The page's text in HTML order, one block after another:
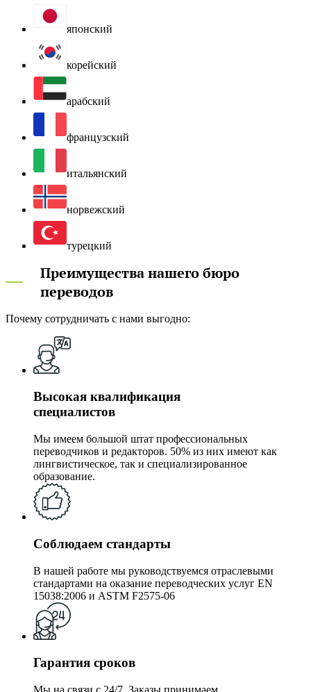
японский
корейский
арабский
французский
итальянский
норвежский
турецкий
Преимущества нашего бюро
переводов
Почему сотрудничать с нами выгодно:
Высокая квалификация
специалистов
Мы имеем большой штат профессиональных
переводчиков и редакторов. 50% из них имеют как
лингвистическое, так и специализированное
образование.
Соблюдаем стандарты
В нашей работе мы руководствуемся отраслевыми
стандартами на оказание переводческих услуг EN
15038:2006 и ASTM F2575-06
Гарантия сроков
Мы на связи с 24/7. Заказы принимаем